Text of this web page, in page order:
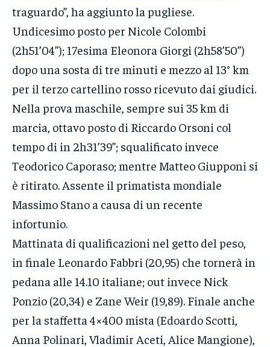
traguardo”, ha aggiunto la pugliese.
Undicesimo posto per Nicole Colombi
(2h51’04”); 17esima Eleonora Giorgi (2h58’50”)
dopo una sosta di tre minuti e mezzo al 13° km
per il terzo cartellino rosso ricevuto dai giudici.
Nella prova maschile, sempre sui 35 km di
marcia, ottavo posto di Riccardo Orsoni col
tempo di in 2h31’39”; squalificato invece
Teodorico Caporaso; mentre Matteo Giupponi si
è ritirato. Assente il primatista mondiale
Massimo Stano a causa di un recente
infortunio.
Mattinata di qualificazioni nel getto del peso,
in finale Leonardo Fabbri (20,95) che tornerà in
pedana alle 14.10 italiane; out invece Nick
Ponzio (20,34) e Zane Weir (19,89). Finale anche
per la staffetta 4×400 mista (Edoardo Scotti,
Anna Polinari, Vladimir Aceti, Alice Mangione),